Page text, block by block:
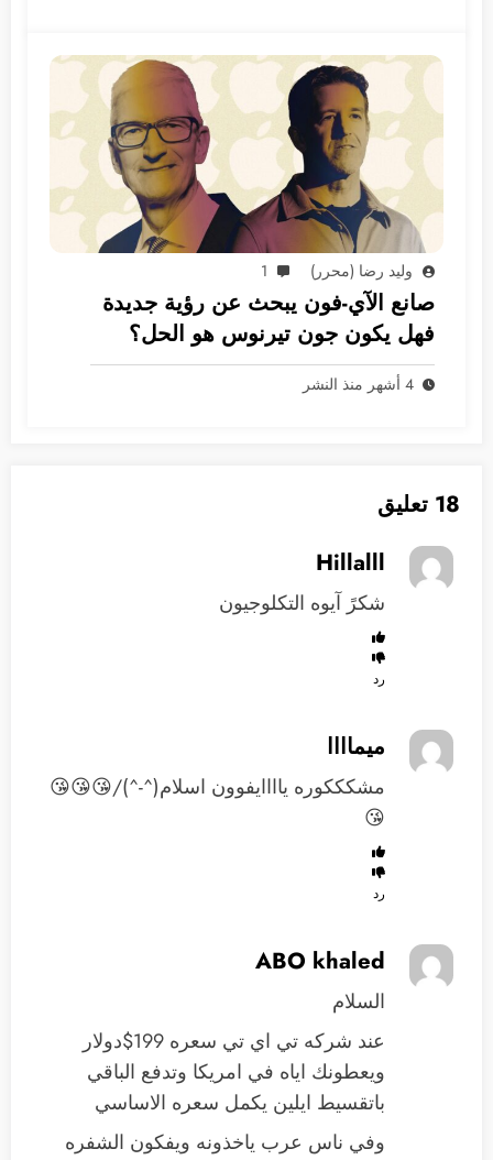
وليد رضا (محرر) 1
صانع الآي-فون يبحث عن رؤية جديدة
فهل يكون جون تيرنوس هو الحل؟
4 أشهر منذ النشر
18 تعليق
Hillalll
شكرً آيوه التكلوجيون
رد
ميماااا
مشكككوره ياااايفوون اسلام(^-^)/😘😘😘
😘
رد
ABO khaled
السلام
عند شركه تي اي تي سعره 199$دولار
ويعطونك اياه في امريكا وتدفع الباقي
باتقسيط ايلين يكمل سعره الاساسي
وفي ناس عرب ياخذونه ويفكون الشفره